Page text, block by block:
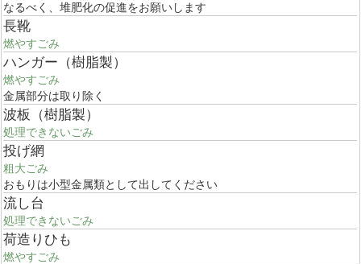
なるべく、堆肥化の促進をお願いします
長靴
燃やすごみ
ハンガー（樹脂製）
燃やすごみ
金属部分は取り除く
波板（樹脂製）
処理できないごみ
投げ網
粗大ごみ
おもりは小型金属類として出してください
流し台
処理できないごみ
荷造りひも
燃やすごみ